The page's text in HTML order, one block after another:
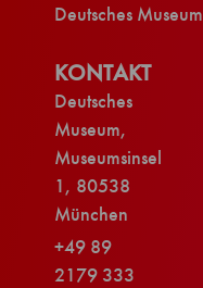
Deutsches Museum
KONTAKT
Deutsches
Museum,
Museumsinsel
1, 80538
München
+49 89
2179 333